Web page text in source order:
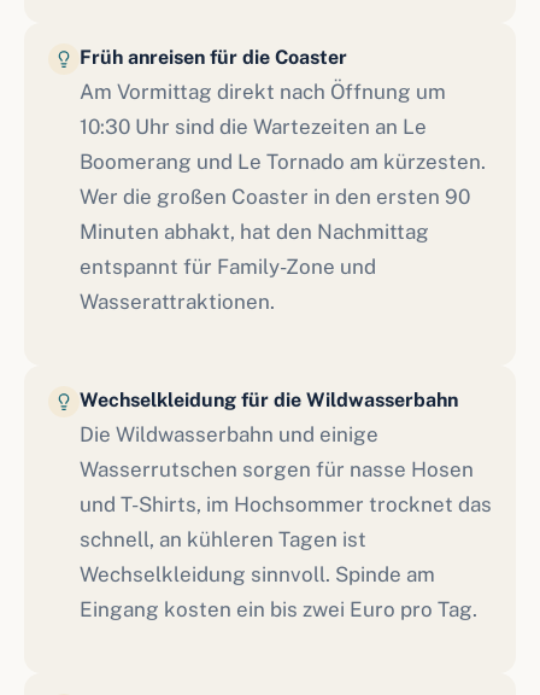
Früh anreisen für die Coaster
Am Vormittag direkt nach Öffnung um
10:30 Uhr sind die Wartezeiten an Le
Boomerang und Le Tornado am kürzesten.
Wer die großen Coaster in den ersten 90
Minuten abhakt, hat den Nachmittag
entspannt für Family-Zone und
Wasserattraktionen.
Wechselkleidung für die Wildwasserbahn
Die Wildwasserbahn und einige
Wasserrutschen sorgen für nasse Hosen
und T-Shirts, im Hochsommer trocknet das
schnell, an kühleren Tagen ist
Wechselkleidung sinnvoll. Spinde am
Eingang kosten ein bis zwei Euro pro Tag.